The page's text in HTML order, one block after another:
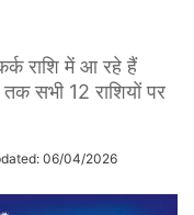
राशि में आ रहे हैं
सभी 12 राशियों पर
06/04/2026